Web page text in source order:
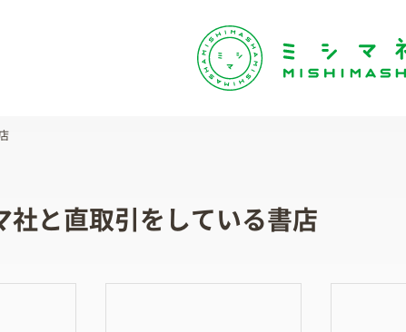
社と直取引をしている書店